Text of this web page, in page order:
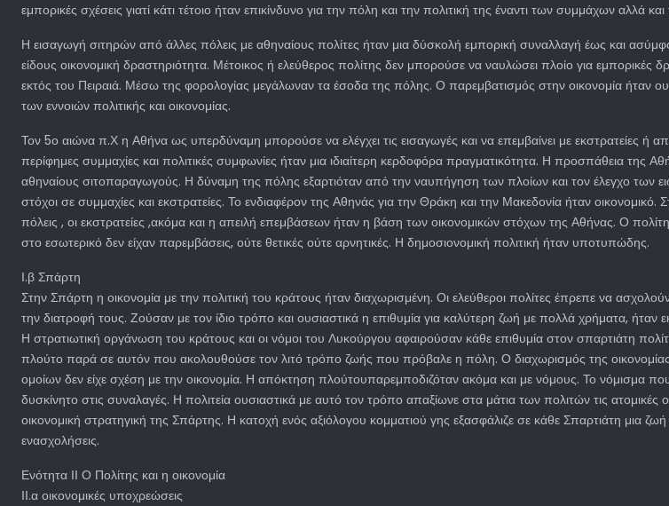
εμπορικές σχέσεις γιατί κάτι τέτοιο ήταν επικίνδυνο για την πόλη και την πολιτική της έναντι των συμμάχων αλλά
Η εισαγωγή σιτηρών από άλλες πόλεις με αθηναίους πολίτες ήταν μια δύσκολή εμπορική συναλλαγή έως και
είδους οικονομική δραστηριότητα. Μέτοικος ή ελεύθερος πολίτης δεν μπορούσε να ναυλώσει πλοίο για
εκτός του Πειραιά. Μέσω της φορολογίας μεγάλωναν τα έσοδα της πόλης. Ο παρεμβατισμός στην οικονομία ήταν
των εννοιών πολιτικής και οικονομίας.
Τον 5ο αιώνα π.Χ η Αθήνα ως υπερδύναμη μπορούσε να ελέγχει τις εισαγωγές και να επεμβαίνει με εκστρατείες ή
περίφημες συμμαχίες και πολιτικές συμφωνίες ήταν μια ιδιαίτερη κερδοφόρα πραγματικότητα. Η προσπάθεια της
αθηναίους σιτοπαραγωγούς. Η δύναμη της πόλης εξαρτιόταν από την ναυπήγηση των πλοίων και τον έλεγχο
στόχοι σε συμμαχίες και εκστρατείες. Το ενδιαφέρον της Αθηνάς για την Θράκη και την Μακεδονία ήταν
πόλεις , οι εκστρατείες ,ακόμα και η απειλή επεμβάσεων ήταν η βάση των οικονομικών στόχων της Αθήνας. Ο
στο εσωτερικό δεν είχαν παρεμβάσεις, ούτε θετικές ούτε αρνητικές. Η δημοσιονομική πολιτική ήταν υποτυπώδης.
Ι.β Σπάρτη
Στην Σπάρτη η οικονομία με την πολιτική του κράτους ήταν διαχωρισμένη. Οι ελεύθεροι πολίτες έπρεπε να
την διατροφή τους. Ζούσαν με τον ίδιο τρόπο και ουσιαστικά η επιθυμία για καλύτερη ζωή με πολλά χρήματα, ήταν
Η στρατιωτική οργάνωση του κράτους και οι νόμοι του Λυκούργου αφαιρούσαν κάθε επιθυμία στον σπαρτιάτη
πλούτο παρά σε αυτόν που ακολουθούσε τον λιτό τρόπο ζωής που πρόβαλε η πόλη. Ο διαχωρισμός της οικονομίας
ομοίων δεν είχε σχέση με την οικονομία. Η απόκτηση πλούτουπαρεμποδιζόταν ακόμα και με νόμους. Το νόμισμα
δυσκίνητο στις συναλαγές. Η πολιτεία ουσιαστικά με αυτό τον τρόπο απαξίωνε στα μάτια των πολιτών τις
οικονομική στρατηγική της Σπάρτης. Η κατοχή ενός αξιόλογου κομματιού γης εξασφάλιζε σε κάθε Σπαρτιάτη μια
ενασχολήσεις.
Ενότητα ΙΙ Ο Πολίτης και η οικονομία
ΙΙ.α οικονομικές υποχρεώσεις